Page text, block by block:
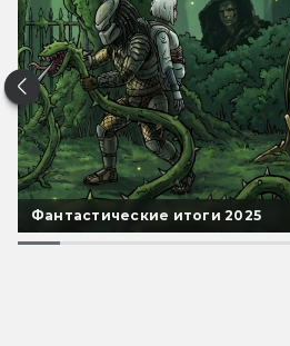
Фантастические итоги 2025